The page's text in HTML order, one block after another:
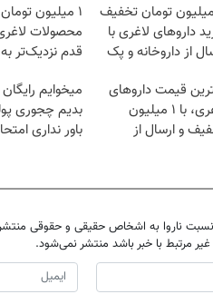
1 میلیون تومان تخفیف
داروهای لاغری با
از داروخانه و پک
۱ میلیون
محصولات
قدم نزدیک‌تر
قیمت داروهای
لاغری، با ۱ میلیون
و ارسال از
میخوایم
بدیم چجوری
باور نداری
ناروا به اشخاص حقیقی و حقوقی
غیر مرتبط با خبر باشد منتشر نمی‌شود.